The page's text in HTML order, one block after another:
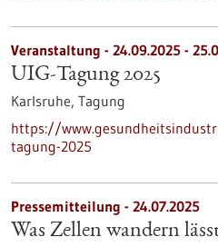
Veranstaltung - 24.09.2025 -
UIG-Tagung 2025
Karlsruhe, Tagung
https://
tagung-2025
Pressemitteilung - 24.07.2025
Was Zellen wandern